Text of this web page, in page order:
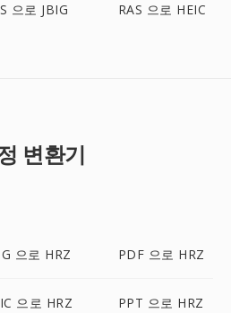
으로 JBIG RAS 으로 HEIC
변환기
으로 HRZ PDF 으로 HRZ
으로 HRZ PPT 으로 HRZ